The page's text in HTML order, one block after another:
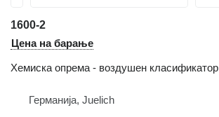
1600-2
Цена на барање
Хемиска опрема - воздушен класификатор
Германија, Juelich